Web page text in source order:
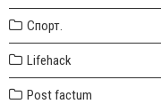
Спорт.
Lifehack
Post factum